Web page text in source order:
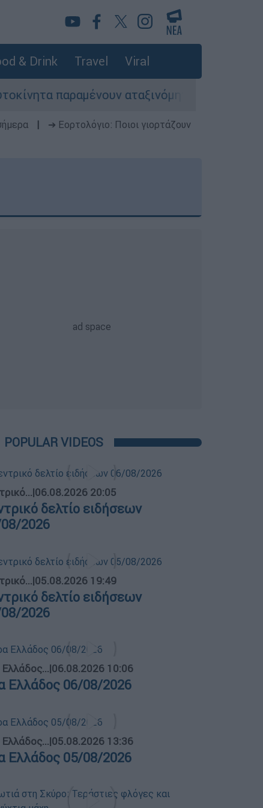
& Drink Travel Viral
αταξινόμητα - Λύση αναζητά το
➔ Εορτολόγιο: Ποιοι γιορτάζουν
POPULAR VIDEOS
|06.08.2026 20:05
δελτίο ειδήσεων
2026
|05.08.2026 19:49
δελτίο ειδήσεων
2026
|06.08.2026 10:06
Ελλάδος 06/08/2026
|05.08.2026 13:36
Ελλάδος 05/08/2026